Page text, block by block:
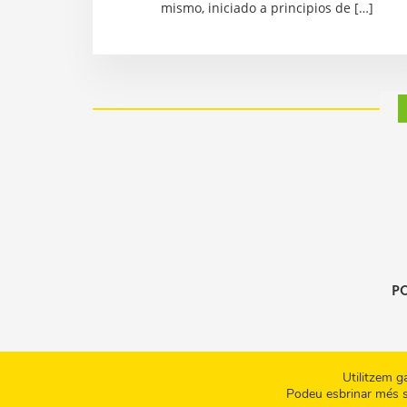
mismo, iniciado a principios de […]
Utilitzem
Podeu esbrinar més